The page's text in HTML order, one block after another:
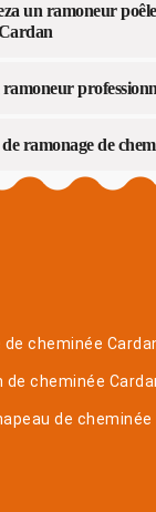
un ramoneur
ramonage de
de cheminée
de cheminée
de cheminée